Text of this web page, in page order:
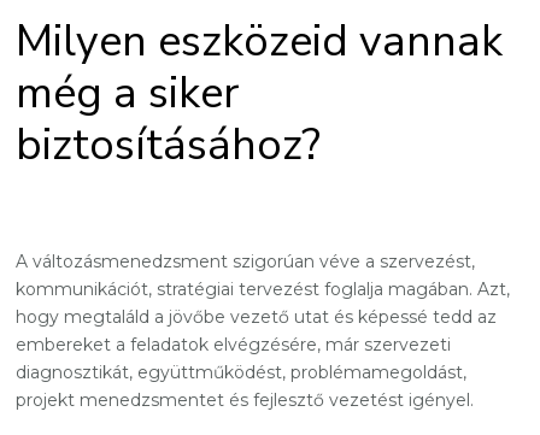
Milyen eszközeid vannak
még a siker
biztosításához?
A változásmenedzsment szigorúan véve a szervezést,
kommunikációt, stratégiai tervezést foglalja magában. Azt,
hogy megtaláld a jövőbe vezető utat és képessé tedd az
embereket a feladatok elvégzésére, már szervezeti
diagnosztikát, együttműködést, problémamegoldást,
projekt menedzsmentet és fejlesztő vezetést igényel.